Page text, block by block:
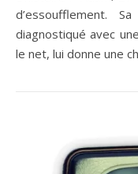
d’essoufflement.
diagnostiqué avec
le net, lui donne une